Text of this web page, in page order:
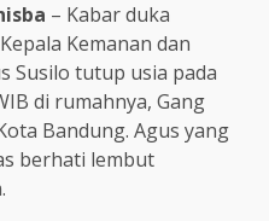
– Kabar duka
Kemanan dan
Susilo tutup usia pada
di rumahnya, Gang
Bandung. Agus yang
berhati lembut